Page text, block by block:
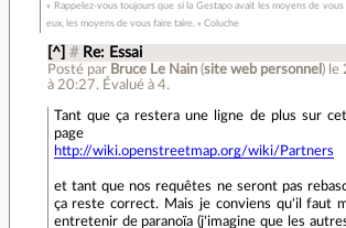
« Rappelez-vous toujours que si la Gestapo avait les moyens de
eux, les moyens de vous faire taire. » Coluche
[^] # Re: Essai
Posté par Bruce Le Nain(site web personnel ) le
à 20:27. Évalué à 4.
Tant que ça restera une ligne de plus sur
page
http://wiki.openstreetmap.org/wiki/Partners
et tant que nos requêtes ne seront pas
ça reste correct. Mais je conviens qu'il faut
entretenir de paranoïa (j'imagine que les